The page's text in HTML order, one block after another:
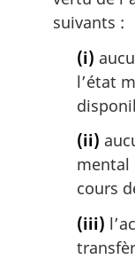
suivants :
(i)
l’état
(ii)
mental
cours
(iii)